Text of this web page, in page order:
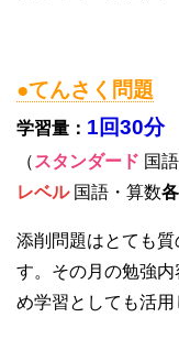
●てんさく問題
学習量： 1回30分
（ スタンダード 国
レベル国語・算数
添削問題はとても
す。その月の勉強
め学習としても活用